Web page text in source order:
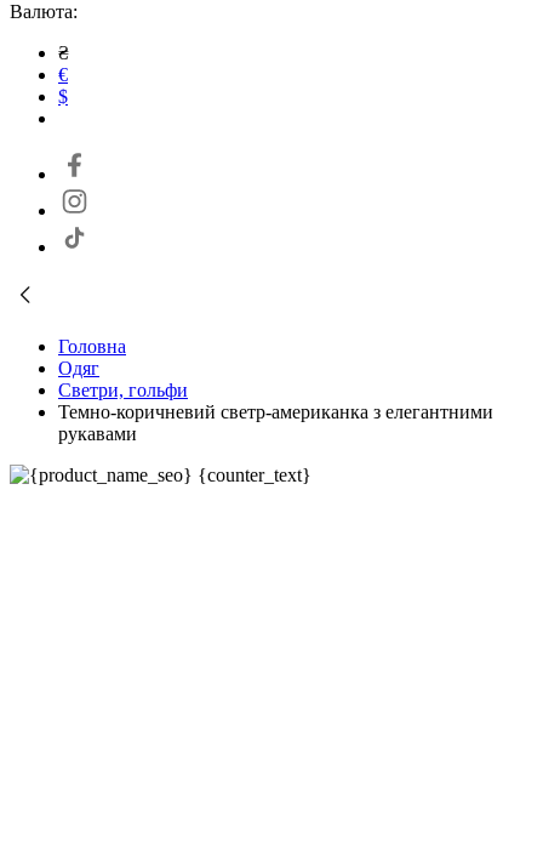
Валюта:
₴
€
$
Головна
Одяг
Светри, гольфи
Темно-коричневий светр-американка з елегантними
рукавами